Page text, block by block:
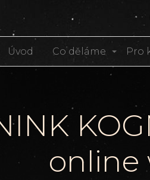
Úvod Co děláme Pro
online